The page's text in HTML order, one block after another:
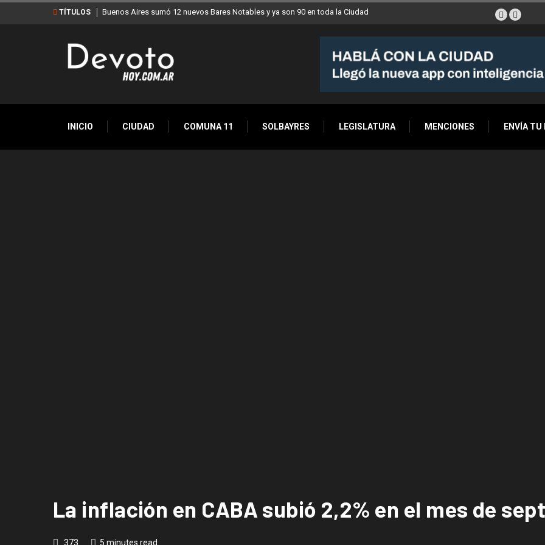
TÍTULOS Buenos Aires sumó 12 nuevos Bares Notables y ya son 90 en toda la Ciudad
INICIO CIUDAD COMUNA 11 SOLBAYRES LEGISLATURA MENCIONES ENVÍA TU
La inflación en CABA subió 2,2% en el mes de
373 5 minutes read